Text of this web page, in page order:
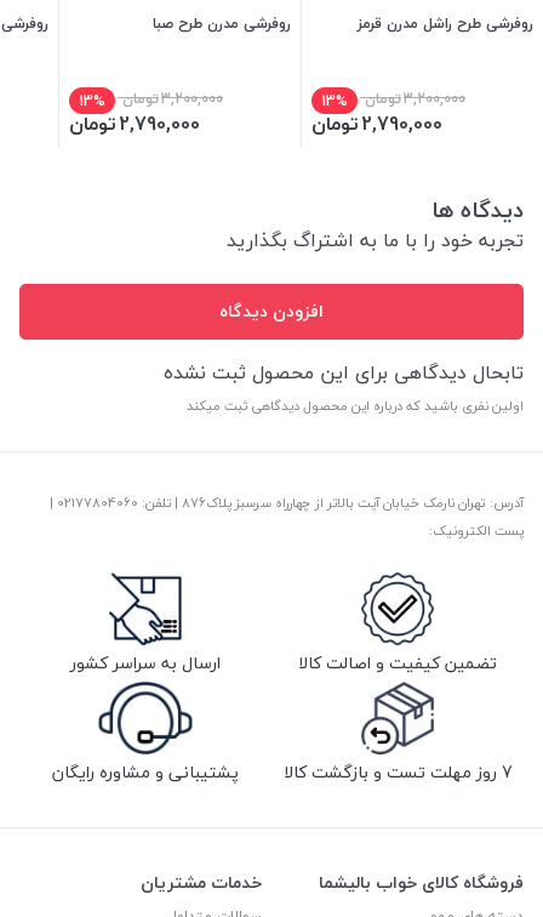
روفرشی طرح راشل مدرن قرمز
3,200,000تومان 13%
2,790,000تومان
روفرشی مدرن طرح صبا
3,200,000تومان 13%
2,790,000تومان
دیدگاه ها
تجربه خود را با ما به اشتراگ بگذارید
افزودن دیدگاه
تابحال دیدگاهی برای این محصول ثبت نشده
اولین نفری باشید که درباره این محصول دیدگاهی ثبت میکند
آدرس: تهران نارمک خیابان آیت بالاتر از چهارراه سرسبز پلاک876 | تلفن: ‎02177804060 |
پست الکترونیک:
تضمین کیفیت و اصالت کالا ارسال به سراسر کشور
7 روز مهلت تست و بازگشت کالا پشتیبانی و مشاوره رایگان
فروشگاه کالای خواب بالیشما خدمات مشتریان